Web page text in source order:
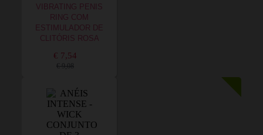
VIBRATING PENIS
RING COM
ESTIMULADOR DE
CLITÓRIS ROSA
€ 7,54
€ 9,08